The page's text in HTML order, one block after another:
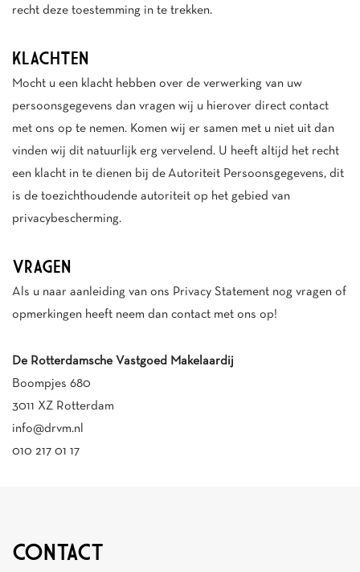
recht deze toestemming in te trekken.
KLACHTEN
Mocht u een klacht hebben over de verwerking van uw
persoonsgegevens dan vragen wij u hierover direct contact
met ons op te nemen. Komen wij er samen met u niet uit dan
vinden wij dit natuurlijk erg vervelend. U heeft altijd het recht
een klacht in te dienen bij de Autoriteit Persoonsgegevens, dit
is de toezichthoudende autoriteit op het gebied van
privacybescherming.
VRAGEN
Als u naar aanleiding van ons Privacy Statement nog vragen of
opmerkingen heeft neem dan contact met ons op!
De Rotterdamsche Vastgoed Makelaardij
Boompjes 680
3011 XZ Rotterdam
info@drvm.nl
010 217 01 17
CONTACT